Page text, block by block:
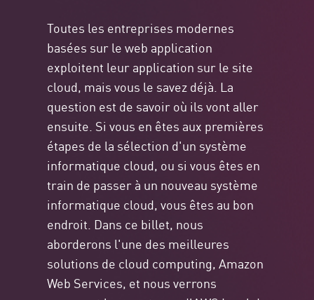
Toutes les entreprises modernes
basées sur le web application
exploitent leur application sur le site
cloud, mais vous le savez déjà. La
question est de savoir où ils vont aller
ensuite. Si vous en êtes aux premières
étapes de la sélection d'un système
informatique cloud, ou si vous êtes en
train de passer à un nouveau système
informatique cloud, vous êtes au bon
endroit. Dans ce billet, nous
aborderons l'une des meilleures
solutions de cloud computing, Amazon
Web Services, et nous verrons